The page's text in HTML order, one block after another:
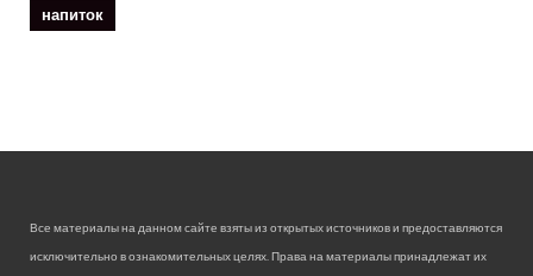
напиток
Все материалы на данном сайте взяты из открытых источников и предоставляются
исключительно в ознакомительных целях. Права на материалы принадлежат их